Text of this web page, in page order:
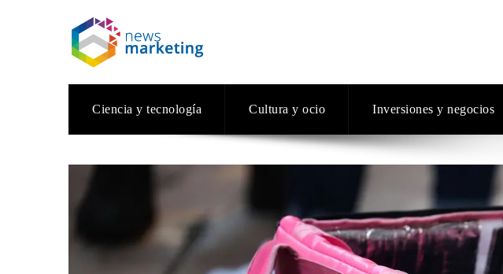
Ciencia y tecnología Cultura y ocio Inversiones y negocios